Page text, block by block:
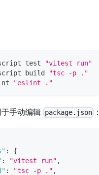
test
"vitest run"
build
"tsc -p ."
"eslint ."
于手动编辑 package.json ：
:
{
: "vitest run" ,
: "tsc -p ." ,